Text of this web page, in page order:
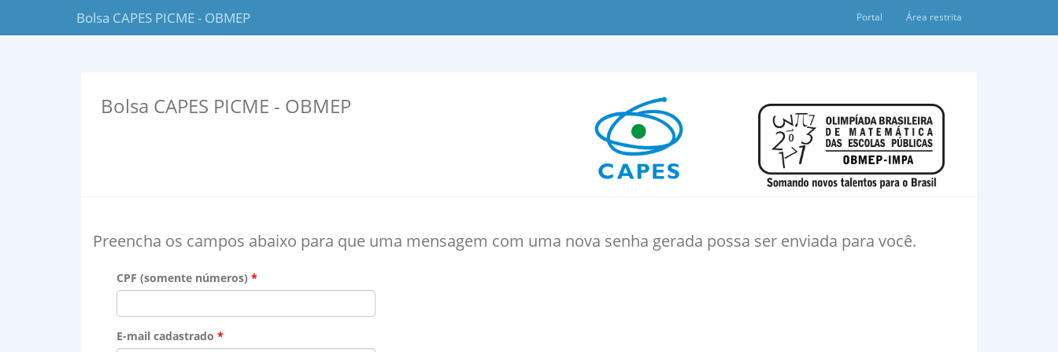
Bolsa CAPES PICME - OBMEP Portal Área restrita
Bolsa CAPES PICME - OBMEP
Preencha os campos abaixo para que uma mensagem com uma nova senha gerada possa ser enviada para você.
CPF (somente números)
E-mail cadastrado